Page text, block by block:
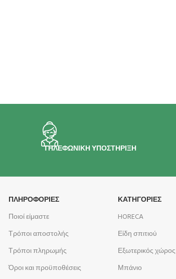
ΤΗΛΕΦΩΝΙΚΗ ΥΠΟΣΤΗΡΙΞΗ
ΠΛΗΡΟΦΟΡΊΕΣ
Ποιοί είμαστε
Τρόποι αποστολής
Τρόποι πληρωμής
Όροι και προϋποθέσεις
ΚΑΤΗΓΟΡΙΕΣ
HORECA
Είδη σπιτιού
Εξωτερικός χώρος
Μπάνιο